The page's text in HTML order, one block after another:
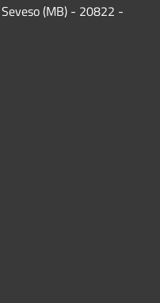
(MB) - 20822 -